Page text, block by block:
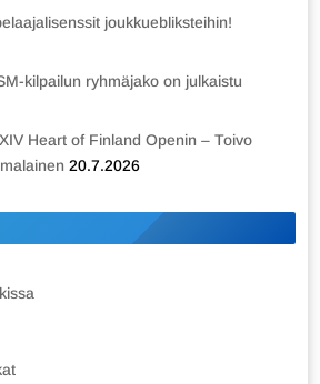
joukkuebliksteihin!
kilpailun ryhmäjako on julkaistu
Heart of Finland Openin – Toivo
20.7.2026